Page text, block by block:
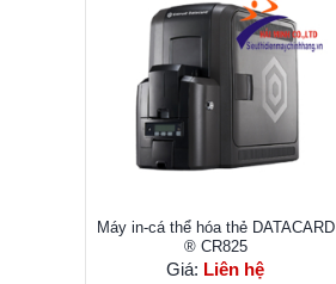
Máy in-cá thể hóa thẻ DATACARD
® CR825
Giá: Liên hệ